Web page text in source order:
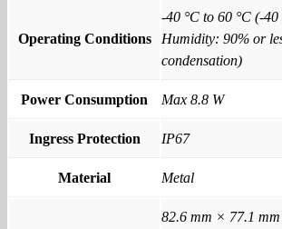
Operating Conditions
-40 °C to 60 °C (-40
Humidity: 90% or
condensation)
Power Consumption Max 8.8 W
Ingress Protection IP67
Material Metal
82.6 mm × 77.1